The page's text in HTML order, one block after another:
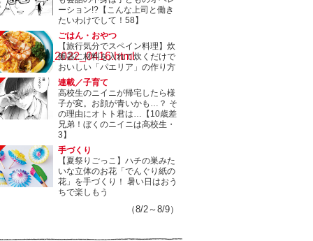
ex_2022_0416.html
ーション!?【こんな上司と働き
たいわけでして！58】
ごはん・おやつ
【旅行気分でスペイン料理】炊
飯器に材料を入れて炊くだけで
おいしい「パエリア」の作り方
連載／子育て
高校生のニイニが帰宅したら様
子が変。お顔が青いかも…？ そ
の理由にオトト君は…【10歳差
兄弟！ぼくのニイニは高校生・
3】
手づくり
【夏祭りごっこ】ハチの巣みた
いな立体のお花「でんぐり紙の
花」を手づくり！ 暑い日はおう
ちで楽しもう
（8/2～8/9）